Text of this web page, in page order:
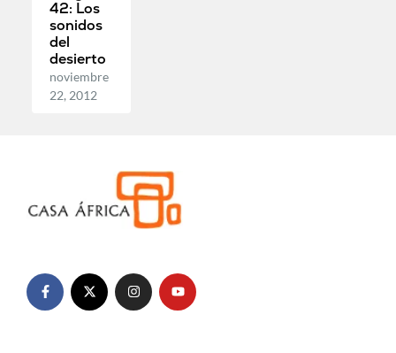
42: Los
sonidos
del
desierto
noviembre
22, 2012